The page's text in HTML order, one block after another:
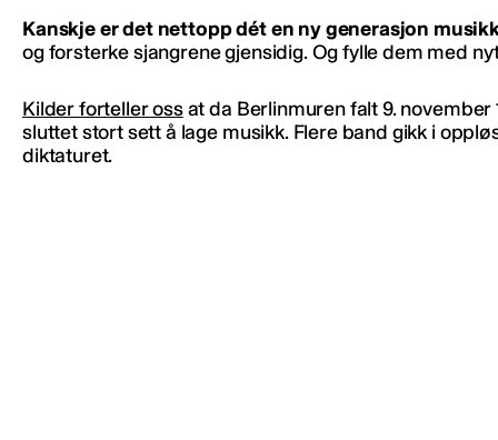
Kanskje er det nettopp dét en ny generasjon
og forsterke sjangrene gjensidig. Og fylle dem med
Kilder forteller ossat da Berlinmuren falt 9. november
sluttet stort sett å lage musikk. Flere band gikk i
diktaturet.